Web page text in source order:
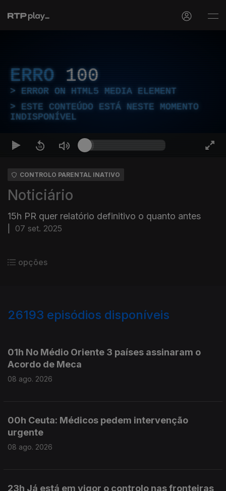
ERRO 100
ERROR ON HTML5 MEDIA ELEMENT
ESTE CONTEÚDO ESTÁ NESTE MOMENTO
INDISPONÍVEL
CONTROLO PARENTAL INATIVO
Noticiário
15h PR quer relatório definitivo o quanto antes
07 set. 2025
opções
26193 episódios disponíveis
01h No Médio Oriente 3 países assinaram o
Acordo de Meca
08 ago. 2026
00h Ceuta: Médicos pedem intervenção
urgente
08 ago. 2026
23h Já está em vigor o controlo nas fronteiras